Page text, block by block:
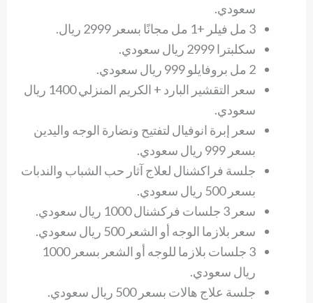
سعودي.
3 مل فيلر +1 مل مجانًا بسعر 2999 ريال.
سكلبترا 2999 ريال سعودي.
2 مل بروفايلو 999 ريال سعودي.
سعر التقشير البارد + الكريم المنزلي 1400 ريال
سعودي.
سعر إبرة انوفيال لتفتيح ونضارة الوجه واليدين
بسعر 999 ريال سعودي.
جلسة فراكشنال لعلاج آثار حب الشباب والندبات
بسعر 500 ريال سعودي.
سعر 3 جلسات فركشنال 1000 ريال سعودي.
سعر بلازما الوجه أو الشعر 500 ريال سعودي.
3 جلسات بلازما للوجه أو الشعر بسعر 1000
ريال سعودي.
جلسة علاج هالات بسعر 500 ريال سعودي.